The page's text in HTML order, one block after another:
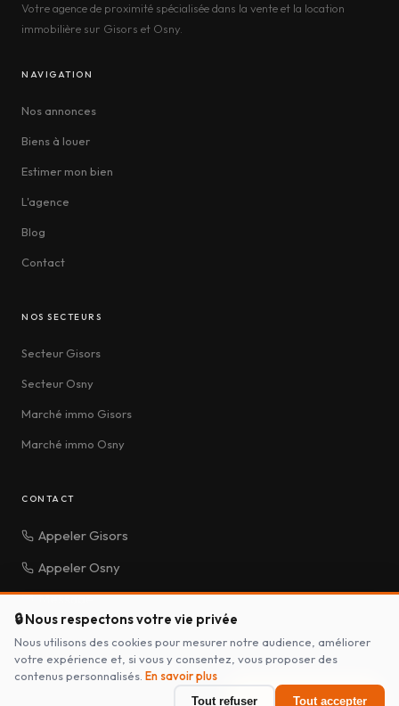
Votre agence de proximité spécialisée dans la vente et la location
immobilière sur Gisors et Osny.
NAVIGATION
Nos annonces
Biens à louer
Estimer mon bien
L'agence
Blog
Contact
NOS SECTEURS
Secteur Gisors
Secteur Osny
Marché immo Gisors
Marché immo Osny
CONTACT
Appeler Gisors
Appeler Osny
Message
© 2026 Titanium Immobilier —
Barème des
honoraires
Mentions
légales
Politique de
confidentialité
Estimer mon bien
🔒 Nous respectons votre vie privée
Nous utilisons des cookies pour mesurer notre audience, améliorer
votre expérience et, si vous y consentez, vous proposer des
contenus personnalisés. En savoir plus
Tout refuser Tout accepter